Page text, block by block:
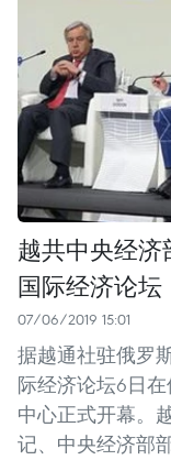
越共中央经
国际经济论坛
07/06/2019 15:01
据越通社驻俄罗
际经济论坛6日在
中心正式开幕。
记、中央经济部